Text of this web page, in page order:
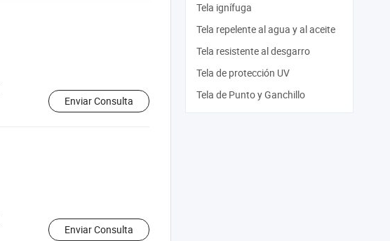
Enviar Consulta
Enviar Consulta
Tela ignífuga
Tela repelente al agua y al aceite
Tela resistente al desgarro
Tela de protección UV
Tela de Punto y Ganchillo